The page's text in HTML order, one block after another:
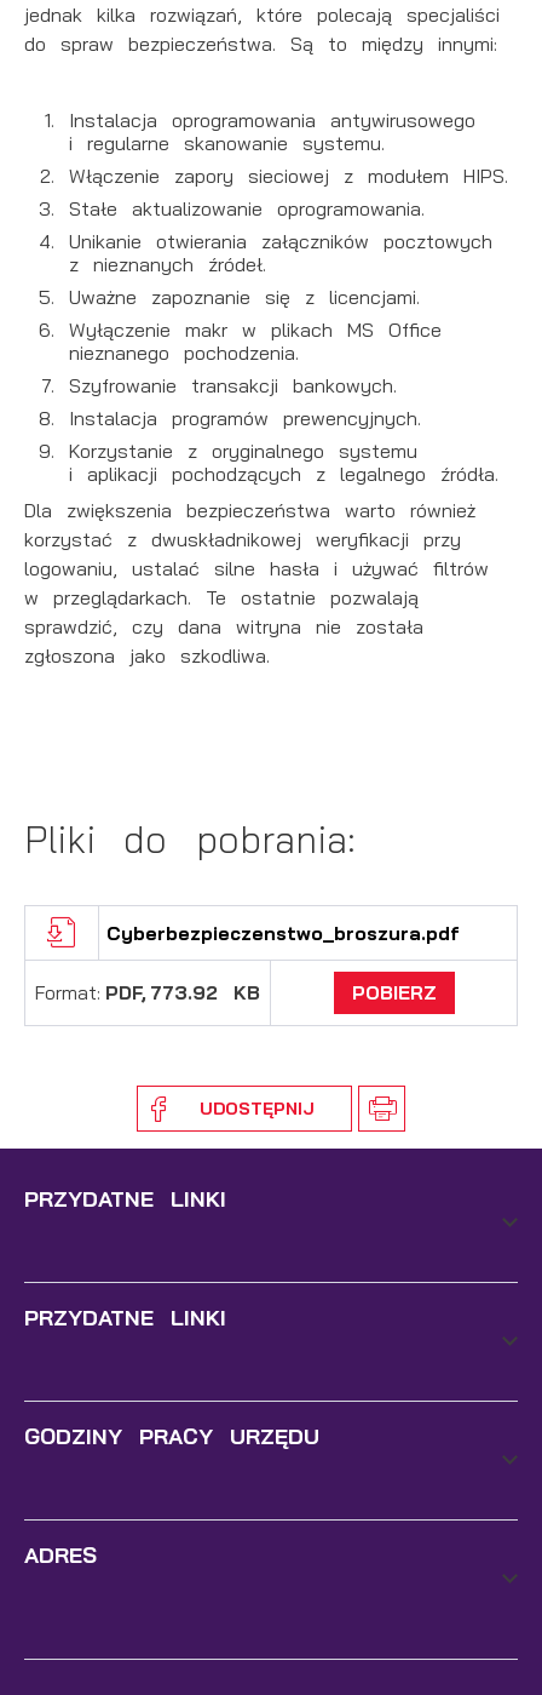
jednak kilka rozwiązań, które polecają specjaliści
do spraw bezpieczeństwa. Są to między innymi:
Instalacja oprogramowania antywirusowego
i regularne skanowanie systemu.
Włączenie zapory sieciowej z modułem HIPS.
Stałe aktualizowanie oprogramowania.
Unikanie otwierania załączników pocztowych
z nieznanych źródeł.
Uważne zapoznanie się z licencjami.
Wyłączenie makr w plikach MS Office
nieznanego pochodzenia.
Szyfrowanie transakcji bankowych.
Instalacja programów prewencyjnych.
Korzystanie z oryginalnego systemu
i aplikacji pochodzących z legalnego źródła.
Dla zwiększenia bezpieczeństwa warto również
korzystać z dwuskładnikowej weryfikacji przy
logowaniu, ustalać silne hasła i używać filtrów
w przeglądarkach. Te ostatnie pozwalają
sprawdzić, czy dana witryna nie została
zgłoszona jako szkodliwa.
Pliki do pobrania:
Cyberbezpieczenstwo_broszura.pdf
Format: PDF, 773.92 KB POBIERZ
UDOSTĘPNIJ
PRZYDATNE LINKI
PRZYDATNE LINKI
GODZINY PRACY URZĘDU
ADRES